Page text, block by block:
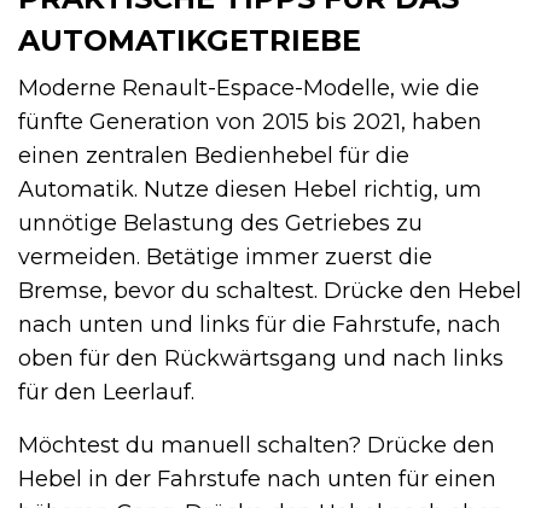
AUTOMATIKGETRIEBE
Moderne Renault-Espace-Modelle, wie die
fünfte Generation von 2015 bis 2021, haben
einen zentralen Bedienhebel für die
Automatik. Nutze diesen Hebel richtig, um
unnötige Belastung des Getriebes zu
vermeiden. Betätige immer zuerst die
Bremse, bevor du schaltest. Drücke den Hebel
nach unten und links für die Fahrstufe, nach
oben für den Rückwärtsgang und nach links
für den Leerlauf.
Möchtest du manuell schalten? Drücke den
Hebel in der Fahrstufe nach unten für einen